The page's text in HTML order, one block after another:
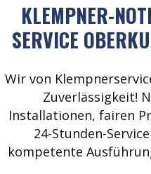
KLEMPNER-
SERVICE
Wir von
Zuverlässigkeit!
Installationen, fairen
24-Stunden-
kompetente